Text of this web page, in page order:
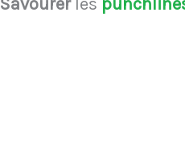
Savourerles